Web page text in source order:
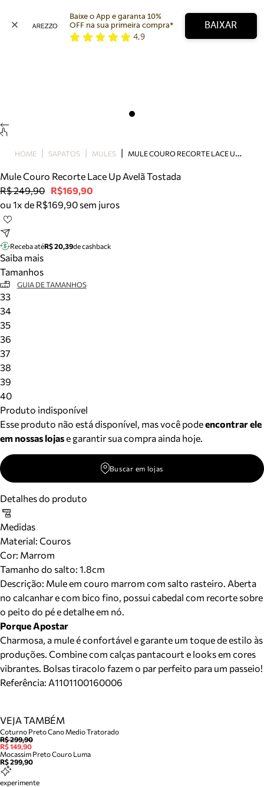
Bolsa
Tamanco
Tênis
Mule
Tire dúvidas sobre pedidos, devoluções e mais.
Meus pedidos
Acompanhe seus pedidos e solicite devoluções.
Baixe o App e garanta 10%
OFF na sua primeira compra*
4,9
BAIXAR
HOME SAPATOS MULES M
ULE COURO RECORTE LACE UP AVELÃ TOSTADA
Mule Couro Recorte Lace Up Avelã Tostada
R$ 249,90 R$169,90
ou 1x de R$169,90 sem juros
Receba atéR$ 20,39de cashback
Saiba mais
Tamanhos
GUIA DE TAMANHOS
33
34
35
36
37
38
39
40
Produto indisponível
Esse produto não está disponível, mas você podeencontrar ele
em nossas lojase garantir sua compra ainda hoje.
Buscar em lojas
Detalhes do produto
Medidas
Material: Couros
Cor: Marrom
Tamanho do salto: 1.8cm
Descrição: Mule em couro marrom com salto rasteiro. Aberta
no calcanhar e com bico fino, possui cabedal com recorte sobre
o peito do pé e detalhe em nó.
Porque Apostar
Charmosa, a mule é confortável e garante um toque de estilo às
produções. Combine com calças pantacourt e looks em cores
vibrantes. Bolsas tiracolo fazem o par perfeito para um passeio!
Referência: A1101100160006
VEJA TAMBÉM
Coturno Preto Cano Medio Tratorado
R$ 299,90
R$ 149,90
Mocassim Preto Couro Luma
R$ 299,90
experimente